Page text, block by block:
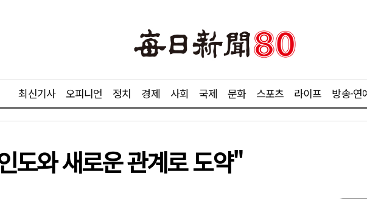
최신기사 오피니언 정치 경제 사회 국제 문화 스포츠 라이프 방송·연
도와 새로운 관계로 도약"